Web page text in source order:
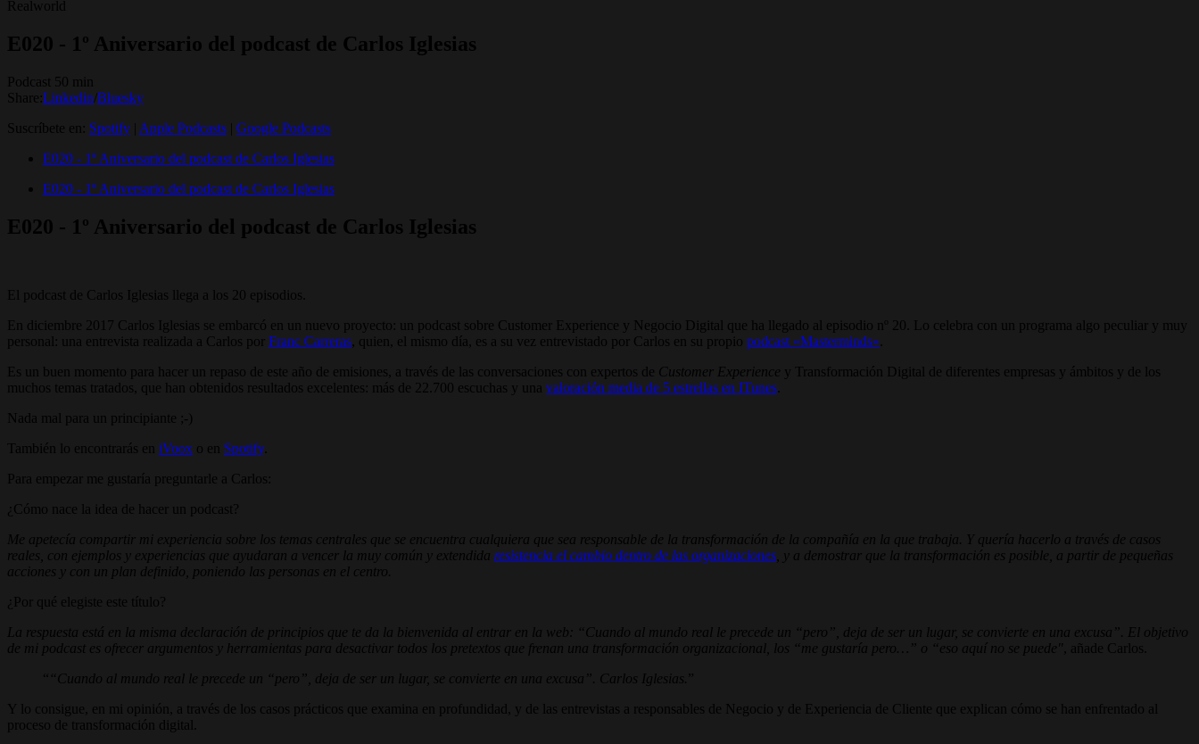
Realworld
E020 - 1º Aniversario del podcast de Carlos Iglesias
Podcast 50 min
Share: Linkedin Bluesky
Suscríbete en: Spotify Apple Podcasts
Google Podcasts
E020 - 1º Aniversario del podcast de Carlos Iglesias
E020 - 1º Aniversario del podcast de Carlos Iglesias
E020 - 1º Aniversario del podcast de Carlos Iglesias
El podcast de Carlos Iglesias llega a los 20 episodios.
En diciembre 2017 Carlos Iglesias se embarcó en un nuevo proyecto: un podcast sobre Customer Experience y Negocio Digital que ha llegado al episodio nº 20. Lo celebra con un programa algo peculiar y muy
personal: una entrevista realizada a Carlos por Franc Carreras , quien, el mismo día, es a su vez entrevistado por Carlos en su propio podcast «Masterminds»
Es un buen momento para hacer un repaso de este año de emisiones, a través de las conversaciones con expertos de Customer Experience y Transformación Digital de diferentes empresas y ámbitos y de los
muchos temas tratados, que han obtenidos resultados excelentes: más de 22.700 escuchas y una valoración media de 5 estrellas en ITunes
Nada mal para un principiante ;-)
También lo encontrarás en iVoox o en Spotify.
Para empezar me gustaría preguntarle a Carlos:
¿Cómo nace la idea de hacer un podcast?
Me apetecía compartir mi experiencia sobre los temas centrales que se encuentra cualquiera que sea responsable de la transformación de la compañía en la que trabaja. Y quería hacerlo a través de casos
reales, con ejemplos y experiencias que ayudaran a vencer la muy común y extendida resistencia el cambio dentro de las organizaciones , y a demostrar que la transformación es posible, a partir de pequeñas
acciones y con un plan definido, poniendo las personas en el centro.
¿Por qué elegiste este título?
La respuesta está en la misma declaración de principios que te da la bienvenida al entrar en la web: “Cuando al mundo real le precede un “pero”, deja de ser un lugar, se convierte en una excusa”. El objetivo
de mi podcast es ofrecer argumentos y herramientas para desactivar todos los pretextos que frenan una transformación organizacional, los “me gustaría pero…” o “eso aquí no se puede"
, añade Carlos.
“Cuando al mundo real le precede un “pero”, deja de ser un lugar, se convierte en una excusa”. Carlos Iglesias.
Y lo consigue, en mi opinión, a través de los casos prácticos que examina en profundidad, y de las entrevistas a responsables de Negocio y de Experiencia de Cliente que explican cómo se han enfrentado al
proceso de transformación digital.